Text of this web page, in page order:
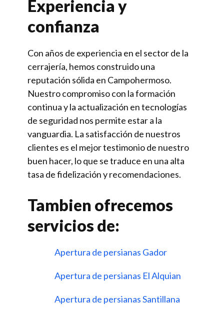
Experiencia y
confianza
Con años de experiencia en el sector de la
cerrajería, hemos construido una
reputación sólida en Campohermoso.
Nuestro compromiso con la formación
continua y la actualización en tecnologías
de seguridad nos permite estar a la
vanguardia. La satisfacción de nuestros
clientes es el mejor testimonio de nuestro
buen hacer, lo que se traduce en una alta
tasa de fidelización y recomendaciones.
Tambien ofrecemos
servicios de:
Apertura de persianas Gador
Apertura de persianas El Alquian
Apertura de persianas Santillana